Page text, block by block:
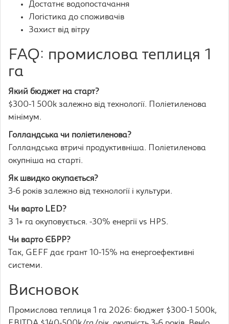
Достатнє водопостачання
Логістика до споживачів
Захист від вітру
FAQ: промислова теплиця 1
га
Який бюджет на старт?
$300-1 500k залежно від технології. Поліетиленова
мінімум.
Голландська чи поліетиленова?
Голландська втричі продуктивніша. Поліетиленова
окупніша на старті.
Як швидко окупається?
3-6 років залежно від технології і культури.
Чи варто LED?
З 1+ га окуповується. -30% енергії vs HPS.
Чи варто ЄБРР?
Так, GEFF дає грант 10-15% на енергоефективні
системи.
Висновок
Промислова теплиця 1 га 2026: бюджет $300-1 500k,